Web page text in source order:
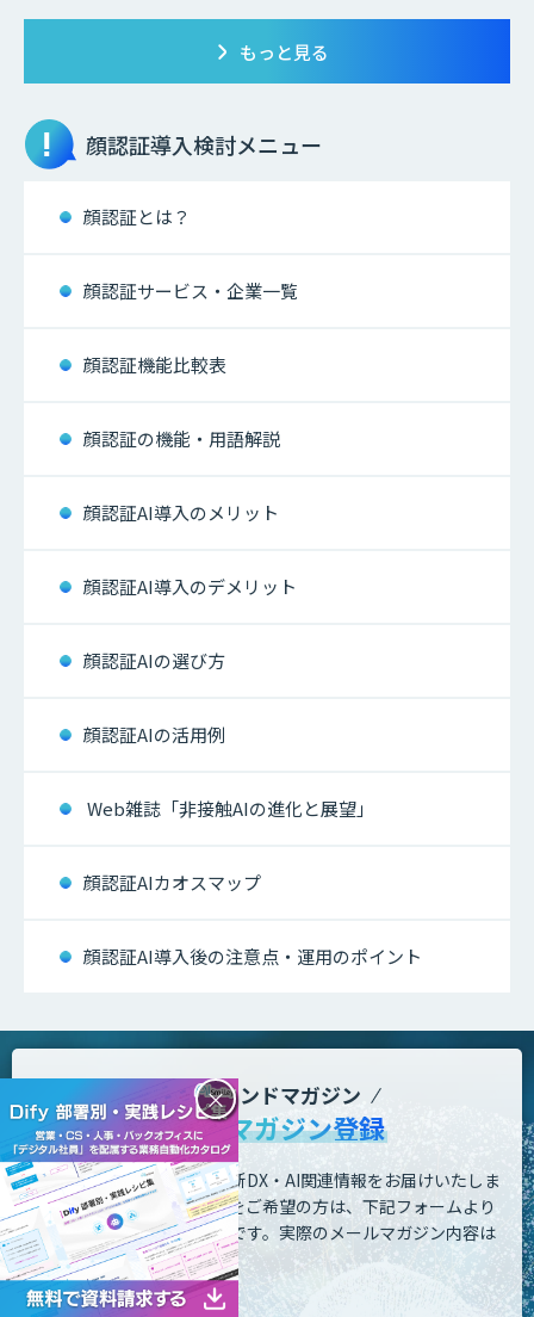
もっと見る
顔認証導入検討メニュー
顔認証とは？
顔認証サービス・企業一覧
顔認証機能比較表
顔認証の機能・用語解説
顔認証AI導入のメリット
顔認証AI導入のデメリット
顔認証AIの選び方
顔認証AIの活用例
Web雑誌「非接触AIの進化と展望」
顔認証AIカオスマップ
顔認証AI導入後の注意点・運用のポイント
DXトレンドマガジン
メールマガジン登録
業務の課題解決に繋がる最新DX・AI関連情報をお届けいたしま
す。メールマガジンの配信をご希望の方は、下記フォームより
ご登録ください。登録無料です。 実際のメールマガジン内容は
こちらをご覧ください。
お名前 - 姓・名
×